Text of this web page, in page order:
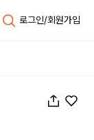
로그인/회원가입